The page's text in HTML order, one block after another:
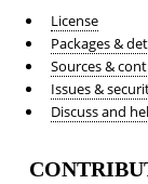
License
Packages &
Sources &
Issues &
Discuss and